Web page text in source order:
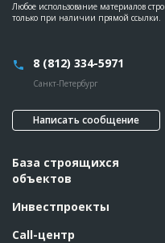
Любое использование материалов
только при наличии прямой ссылки.
8 (812) 334-5971
Санкт-Петербург
Написать сообщение
База строящихся
объектов
Инвестпроекты
Call-центр